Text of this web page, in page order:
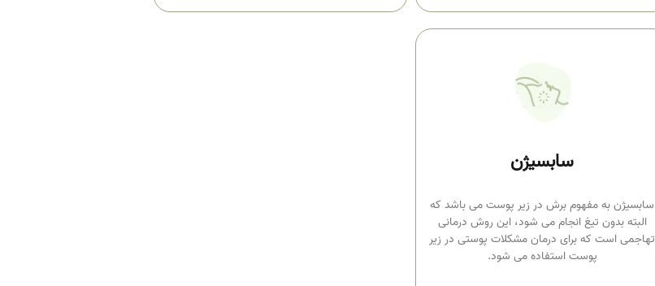
سابسیژن
سابسیژن به مفهوم برش در زیر پوست می باشد که
البته بدون تیغ انجام می شود، این روش درمانی
تهاجمی است که برای درمان مشکلات پوستی در زیر
پوست استفاده می شود.